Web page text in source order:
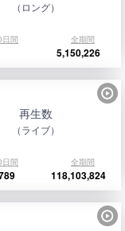
（ロング）
日間 全期間
5,150,226
再生数
（ライブ）
日間 全期間
118,103,824